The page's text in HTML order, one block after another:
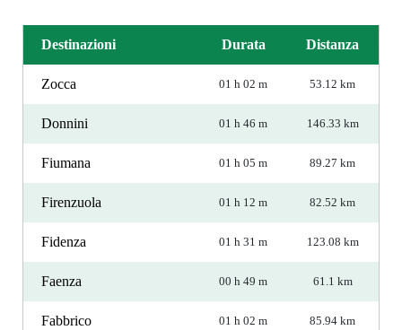
Destinazioni Durata Distanza
Zocca 01 h 02 m 53.12 km
Donnini 01 h 46 m 146.33 km
Fiumana 01 h 05 m 89.27 km
Firenzuola 01 h 12 m 82.52 km
Fidenza 01 h 31 m 123.08 km
Faenza 00 h 49 m 61.1 km
Fabbrico 01 h 02 m 85.94 km